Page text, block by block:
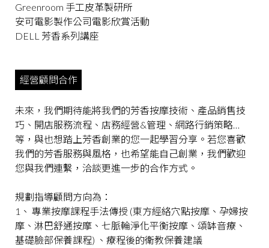
Greenroom 手工皮革製研所
安可電影製作公司電影欣賞活動
DELL 芳香系列講座
經營顧問合作
未來，我們期待能將我們的芳香按摩技術、產品銷售技
巧、開店服務流程、店務經營&管理、網路行銷策略…
等，與也想踏上芳香創業的您一起學習分享。若您喜歡
我們的芳香服務與風格，也希望能自己創業，我們歡迎
您與我們連繫，洽談更進一步的合作方式。
規劃指導顧問方向為：
1、 專業按摩課程手法傳授 (東方經絡穴點按摩、孕婦按
摩、淋巴舒通按摩、七脈輪淨化平衡按摩、頌缽音療、
基礎臉部保養課程) 、療程後的衛教保養建議